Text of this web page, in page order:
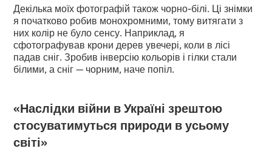
Декілька моїх фотографій також чорно-білі. Ці знімки
я початково робив монохромними, тому витягати з
них колір не було сенсу. Наприклад, я
сфотографував крони дерев увечері, коли в лісі
падав сніг. Зробив інверсію кольорів і гілки стали
білими, а сніг — чорним, наче попіл.
«Наслідки війни в Україні зрештою
стосуватимуться природи в усьому
світі»